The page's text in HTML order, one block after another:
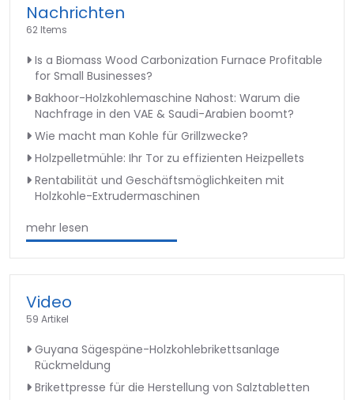
Nachrichten
62 Items
Is a Biomass Wood Carbonization Furnace Profitable
for Small Businesses?
Bakhoor-Holzkohlemaschine Nahost: Warum die
Nachfrage in den VAE & Saudi-Arabien boomt?
Wie macht man Kohle für Grillzwecke?
Holzpelletmühle: Ihr Tor zu effizienten Heizpellets
Rentabilität und Geschäftsmöglichkeiten mit
Holzkohle-Extrudermaschinen
mehr lesen
Video
59 Artikel
Guyana Sägespäne-Holzkohlebrikettsanlage
Rückmeldung
Brikettpresse für die Herstellung von Salztabletten